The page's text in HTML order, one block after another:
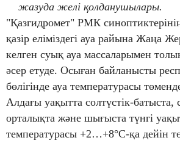
жазуда желі қолданушылары.
"Қазгидромет" РМК
қазір еліміздегі ауа райына Жаңа
келген суық ауа массаларымен
әсер етуде. Осыған байланысты
бөлігінде ауа температурасы
Алдағы уақытта солтүстік-батыста,
орталықта және шығыста түнгі
температурасы +2…+8°С-қа дейін